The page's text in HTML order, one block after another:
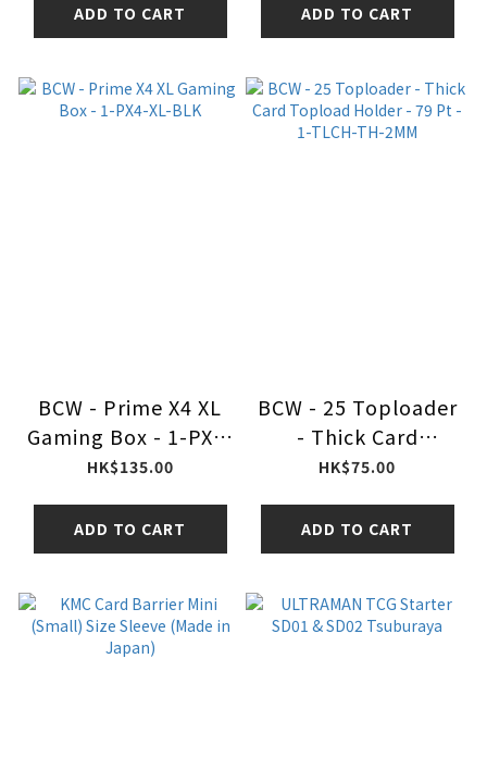
ADD TO CART ADD TO CART
BCW - Prime X4 XL
Gaming Box - 1-PX4-
XL-BLK
HK$135.00
ADD TO CART
BCW - 25 Toploader
- Thick Card
Topload Holder - 79
2MM
HK$75.00
ADD TO CART